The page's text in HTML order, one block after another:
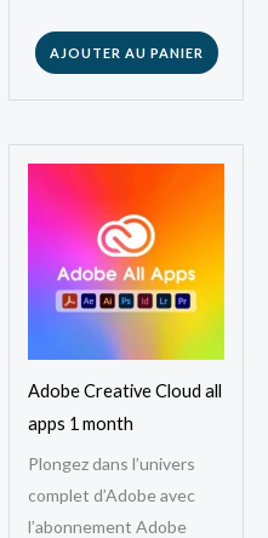
AJOUTER AU PANIER
Adobe Creative Cloud all
apps 1 month
Plongez dans l’univers
complet d’Adobe avec
l’abonnement Adobe